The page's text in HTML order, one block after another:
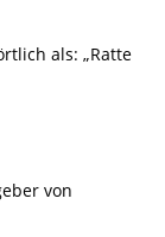
als: „Ratte
von